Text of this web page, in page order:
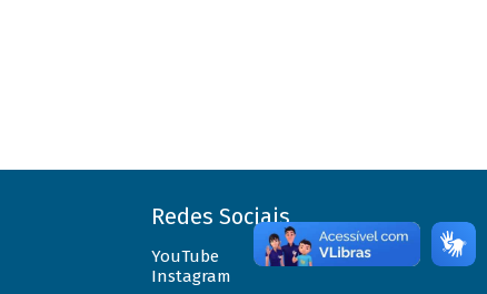
Redes Sociais
YouTube
Instagram